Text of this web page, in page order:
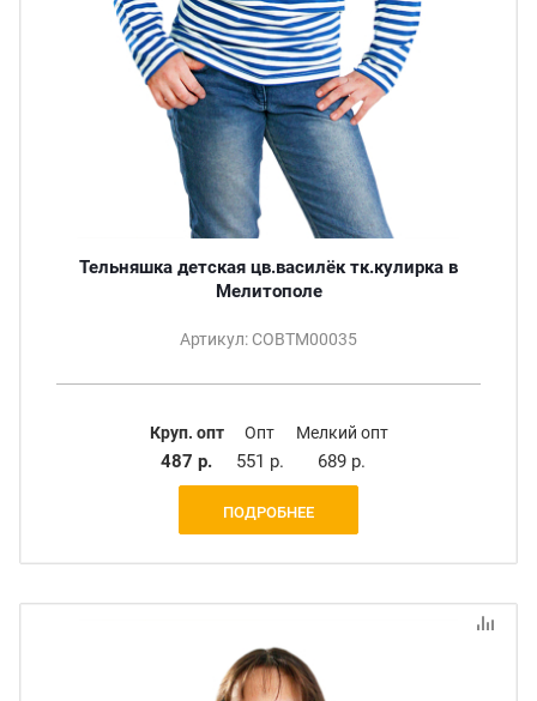
Тельняшка детская цв.василёк тк.кулирка в
Мелитополе
Артикул: СОВТМ00035
Круп. опт
487 р.
Опт
551 р.
Мелкий опт
689 р.
ПОДРОБНЕЕ